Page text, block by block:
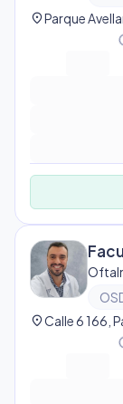
location_on
location_on